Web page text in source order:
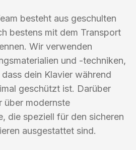
besteht aus geschulten
bestens mit dem Transport
Wir verwenden
und -techniken,
dein Klavier während
geschützt ist. Darüber
über modernste
die speziell für den sicheren
ausgestattet sind.